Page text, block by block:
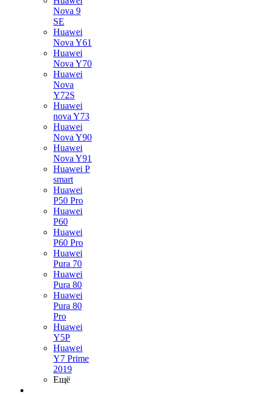
Nova 9
SE
Huawei
Nova Y61
Huawei
Nova Y70
Huawei
Nova
Y72S
Huawei
nova Y73
Huawei
Nova Y90
Huawei
Nova Y91
Huawei P
smart
Huawei
P50 Pro
Huawei
P60
Huawei
P60 Pro
Huawei
Pura 70
Huawei
Pura 80
Huawei
Pura 80
Pro
Huawei
Y5P
Huawei
Y7 Prime
2019
Ещё